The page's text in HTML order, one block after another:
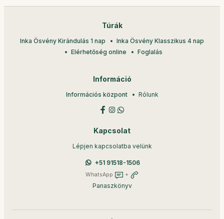
Túrák
Inka Ösvény Kirándulás 1 nap
Inka Ösvény Klasszikus 4 nap
Elérhetőség online
Foglalás
Információ
Információs központ Rólunk
Kapcsolat
Lépjen kapcsolatba velünk
+51 91518-1506
WhatsApp +
Panaszkönyv